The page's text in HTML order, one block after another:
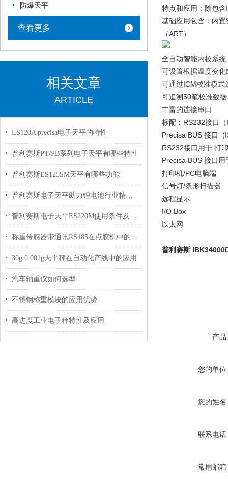
防爆天平
查看更多
相关文章
ARTICLE
LS120A precisa电子天平的特性
普利赛斯PT/PB系列电子天平有哪些特性
普利赛斯ES125SM天平有哪些功能
普利赛斯电子天平助力锂电池行业精准称重
普利赛斯电子天平ES220M使用条件及校准
称重传感器带通讯RS485在点胶机中的应用案例
30g 0.001g天平秤在自动化产线中的应用
汽车轴重仪如何选型
不锈钢称重模块的应用优势
高进度工业电子秤特性及应用
特点和应用：除包
基础应用包含：内
（ART）
全自动智能内校系统
可设置根据温度变
可通过ICM校准模式
可追溯50笔校准数据
丰富的连接串口
标配：RS232接口
Precisa BUS 接口
RS232接口用于:打
Precisa BUS 接口用
打印机/PC电脑端
信号灯/条形扫描器
远程显示
I/O Box
以太网
普利赛斯
产品
您的单位
您的姓名
联系电话
常用邮箱